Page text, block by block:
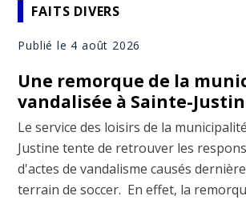
FAITS DIVERS
Publié le 4 août 2026
Une remorque de la
vandalisée à Sainte-
Le service des loisirs de la
Justine tente de retrouver les
d'actes de vandalisme causés
terrain de soccer. En effet, la